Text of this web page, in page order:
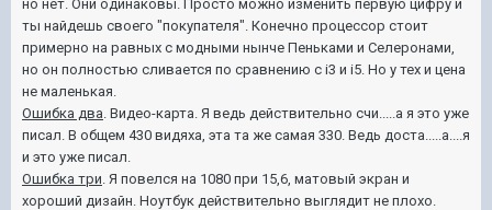
но нет. Они одинаковы. Просто можно изменить первую цифру и
ты найдешь своего "покупателя". Конечно процессор стоит
примерно на равных с модными нынче Пеньками и Селеронами,
но он полностью сливается по сравнению с i3 и i5. Но у тех и цена
не маленькая.
Ошибка два . Видео-карта. Я ведь действительно счи.....а я это уже
писал. В общем 430 видяха, эта та же самая 330. Ведь доста.....а....я
и это уже писал.
Ошибка три . Я повелся на 1080 при 15,6, матовый экран и
хороший дизайн. Ноутбук действительно выглядит не плохо.